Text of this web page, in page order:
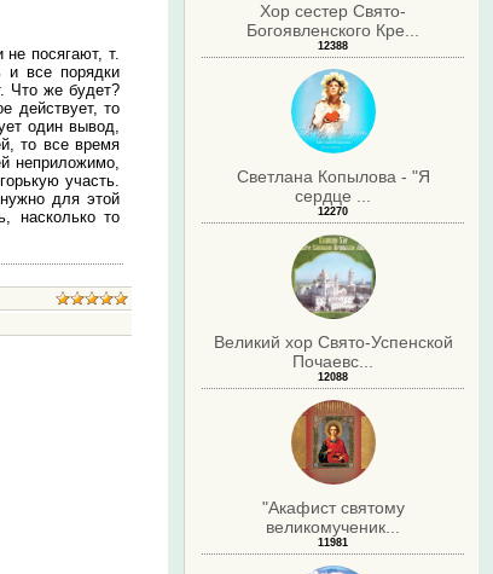
Хор сестер Свято-
Богоявленского Кре...
12388
Светлана Копылова - "Я
сердце ...
12270
Великий хор Свято-Успенской
Почаевс...
12088
"Акафист святому
великомученик...
11981
посягают, т.
и все порядки
Что же будет?
действует, то
один вывод,
то все время
неприложимо,
участь.
для этой
насколько то